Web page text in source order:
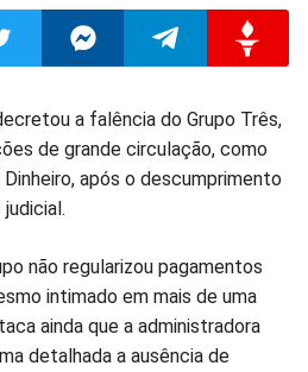
Compartilhar
no
Compartilhar
no
no
a falência do Grupo Três,
de grande circulação, como
após o descumprimento
não regularizou pagamentos
intimado em mais de uma
ainda que a administradora
detalhada a ausência de